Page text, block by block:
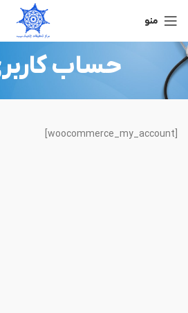
منو
حساب
[woocommerce_my_account]